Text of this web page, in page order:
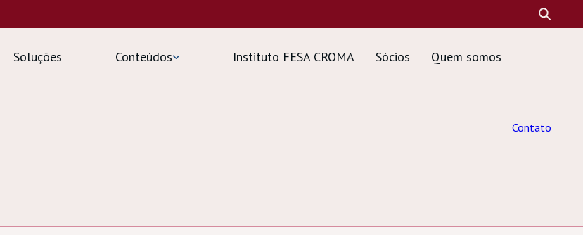
Soluções Conteúdos Instituto FESA CROMA Sócios Quem somos
Contato